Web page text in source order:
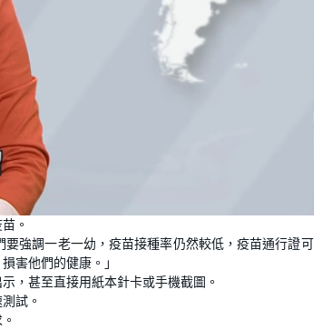
。
強調一老一幼，疫苗接種率仍然較低，疫苗通行證可
害他們的健康。」
，甚至直接用紙本針卡或手機截圖。
試。